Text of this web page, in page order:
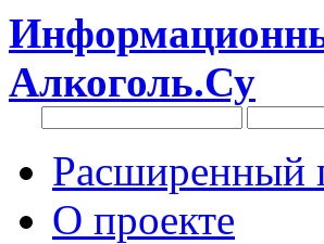
Алкоголь.Су
Расширенный
О проекте